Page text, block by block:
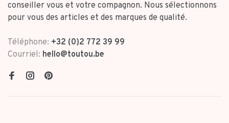
conseiller vous et votre compagnon. Nous sélectionnons
pour vous des articles et des marques de qualité.
Téléphone: +32 (0)2 772 39 99
Courriel: hello@toutou.be